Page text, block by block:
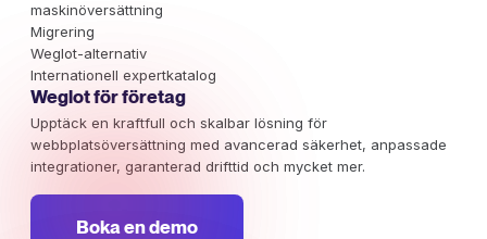
maskinöversättning
Migrering
Weglot-alternativ
Internationell expertkatalog
Weglot för företag
Upptäck en kraftfull och skalbar lösning för
webbplatsöversättning med avancerad säkerhet, anpassade
integrationer, garanterad drifttid och mycket mer.
Boka en demo